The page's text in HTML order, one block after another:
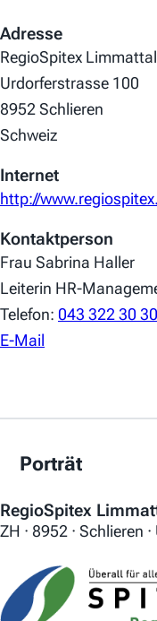
Adresse
RegioSpitex Limmattal
Urdorferstrasse 100
8952 Schlieren
Schweiz
Internet
http://
Kontaktperson
Frau Sabrina Haller
Leiterin HR-
Telefon: 043 322 30 30
E-Mail
Porträt
RegioSpitex
ZH · 8952 · Schlieren